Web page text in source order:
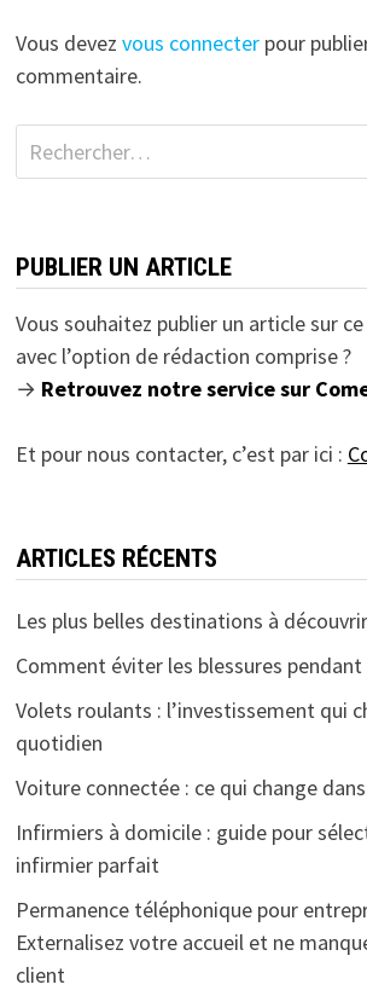
Vous devez vous connecterpour
commentaire.
Rechercher :
PUBLIER UN ARTICLE
Vous souhaitez publier un article sur
avec l’option de rédaction comprise ?
→ Retrouvez notre service sur
Et pour nous contacter, c’est par ici :
ARTICLES RÉCENTS
Les plus belles destinations à
Comment éviter les blessures pendant
Volets roulants : l’investissement qui
quotidien
Voiture connectée : ce qui change
Infirmiers à domicile : guide pour
infirmier parfait
Permanence téléphonique pour
Externalisez votre accueil et ne
client